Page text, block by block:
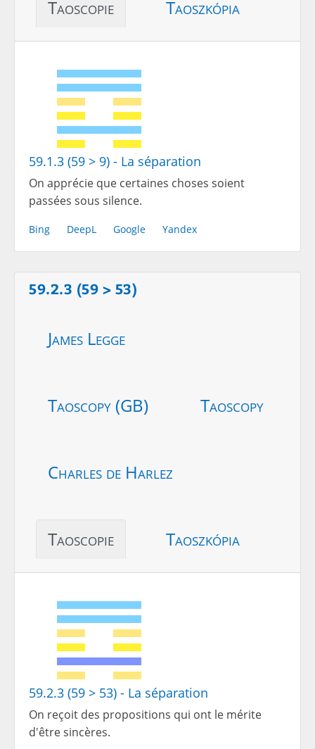
Taoscopie Taoszkópia
59.1.3 (59 > 9) - La séparation
On apprécie que certaines choses soient
passées sous silence.
Bing DeepL Google Yandex
59.2.3 (59 > 53)
James Legge
Taoscopy (GB) Taoscopy
Charles de Harlez
Taoscopie Taoszkópia
59.2.3 (59 > 53) - La séparation
On reçoit des propositions qui ont le mérite
d'être sincères.